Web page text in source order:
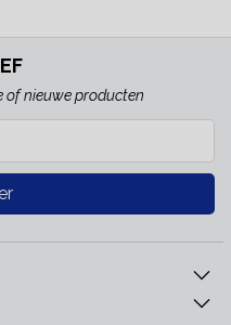
of nieuwe producten